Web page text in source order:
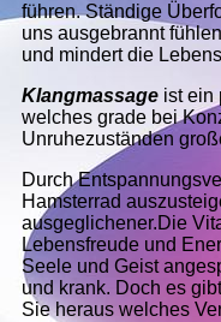
führen. Ständige
uns ausgebrannt
und mindert die
Klangmassage ist ein
welches grade bei
Unruhezuständen
Durch
Hamsterrad
ausgeglichener.Die
Lebensfreude und
Seele und Geist
und krank. Doch es
Sie heraus welches